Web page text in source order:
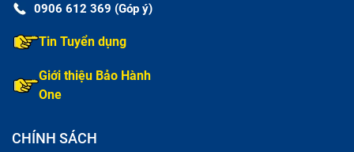
0906 612 369 (Góp ý)
Tin Tuyển dụng
Giới thiệu Bảo Hành
One
CHÍNH SÁCH